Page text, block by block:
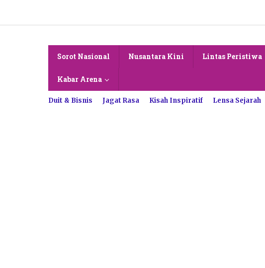
konten
Sorot Nasional Nusantara Kini Lintas Peristiwa
Kabar Arena
Duit & Bisnis Jagat Rasa Kisah Inspiratif Lensa Sejarah